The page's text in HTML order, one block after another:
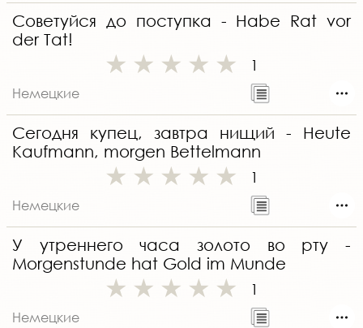
Советуйся до поступка - Habe Rat vor
der Tat!
1
Немецкие
Сегодня купец, завтра нищий - Heute
Kaufmann, morgen Bettelmann
1
Немецкие
У утреннего часа золото во рту -
Morgenstunde hat Gold im Munde
1
Немецкие